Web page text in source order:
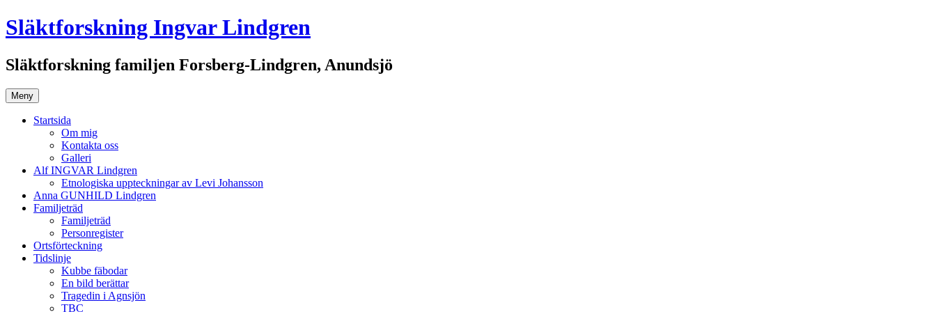
Hoppa
till
Släktforskning Ingvar Lindgren
Släktforskning familjen Forsberg-Lindgren, Anundsjö
Meny
Startsida
Om mig
Kontakta oss
Galleri
Alf INGVAR Lindgren
Etnologiska uppteckningar av Levi Johansson
Anna GUNHILD Lindgren
Familjeträd
Familjeträd
Personregister
Ortsförteckning
Tidslinje
Kubbe fäbodar
En bild berättar
Tragedin i Agnsjön
TBC